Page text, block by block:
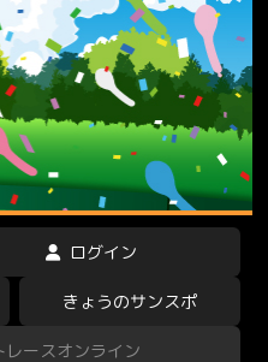
ログイン
きょうのサンスポ
ースオンライン